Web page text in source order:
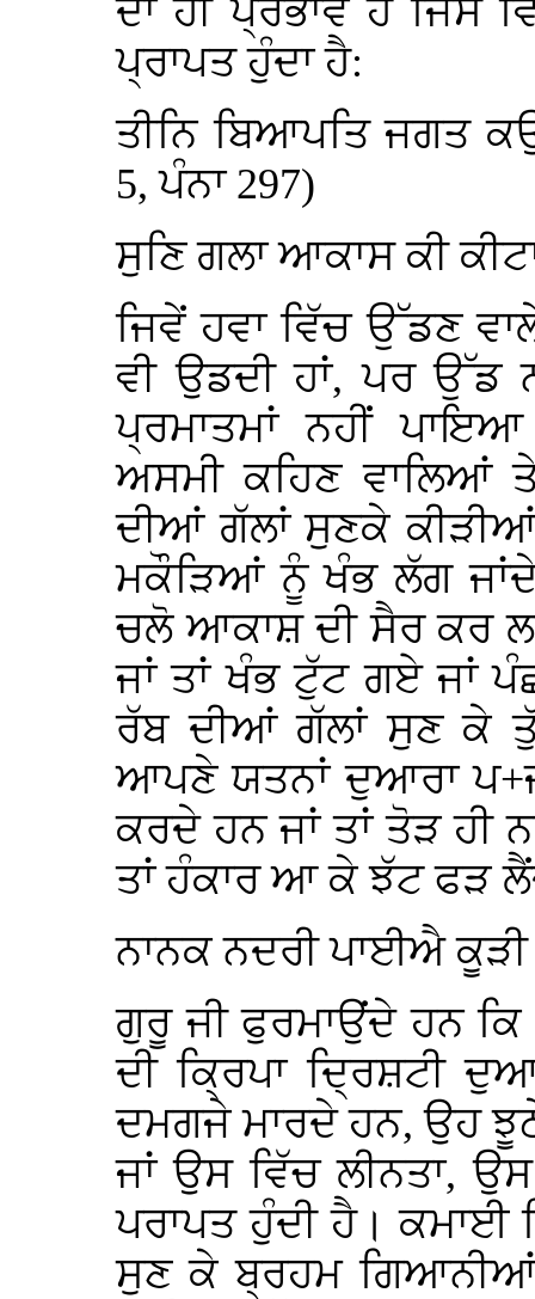
ਦਾ ਹੀ ਪ੍ਰਭਾਵ ਹੈ ਜਿਸ
ਪ੍ਰਾਪਤ ਹੁੰਦਾ ਹੈ:
ਤੀਨਿ ਬਿਆਪਤਿ ਜਗਤ
5, ਪੰਨਾ 297)
ਸੁਣਿ ਗਲਾ ਆਕਾਸ ਕੀ
ਜਿਵੇਂ ਹਵਾ ਵਿੱਚ ਉੱਡਣ
ਵੀ ਉਡਦੀ ਹਾਂ, ਪਰ ਉੱਡ
ਪ੍ਰਮਾਤਮਾਂ ਨਹੀਂ
ਅਸਮੀ ਕਹਿਣ ਵਾਲਿਆਂ
ਦੀਆਂ ਗੱਲਾਂ ਸੁਣਕੇ
ਮਕੌੜਿਆਂ ਨੂੰ ਖੰਭ ਲੱਗ
ਚਲੋ ਆਕਾਸ਼ ਦੀ ਸੈਰ ਕਰ
ਜਾਂ ਤਾਂ ਖੰਭ ਟੁੱਟ ਗਏ ਜਾਂ
ਰੱਬ ਦੀਆਂ ਗੱਲਾਂ ਸੁਣ ਕੇ
ਆਪਣੇ ਯਤਨਾਂ ਦੁਆਰਾ
ਕਰਦੇ ਹਨ ਜਾਂ ਤਾਂ ਤੋੜ ਹੀ
ਤਾਂ ਹੰਕਾਰ ਆ ਕੇ ਝੱਟ ਫੜ
ਨਾਨਕ ਨਦਰੀ ਪਾਈਐ
ਗੁਰੂ ਜੀ ਫੁਰਮਾਉਂਦੇ ਹਨ
ਦੀ ਕ੍ਰਿਪਾ ਦ੍ਰਿਸ਼ਟੀ
ਦਮਗਜੇ ਮਾਰਦੇ ਹਨ, ਉਹ
ਜਾਂ ਉਸ ਵਿੱਚ ਲੀਨਤਾ,
ਪਰਾਪਤ ਹੁੰਦੀ ਹੈ। ਕਮਾਈ
ਸੁਣ ਕੇ ਬ੍ਰਹਮ